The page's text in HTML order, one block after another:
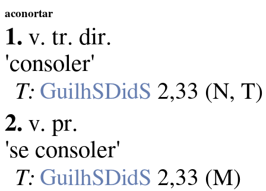
aconortar
1. v. tr. dir.
'consoler'
T: GuilhSDidS 2,33 (N, T)
2. v. pr.
'se consoler'
T: GuilhSDidS 2,33 (M)